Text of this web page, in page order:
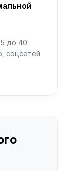
до 40
соцсетей